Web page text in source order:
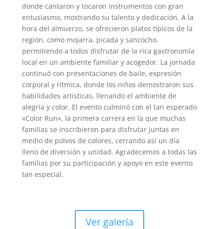
donde cantaron y tocaron instrumentos con gran
entusiasmo, mostrando su talento y dedicación. A la
hora del almuerzo, se ofrecieron platos típicos de la
región, como mojarra, picada y sancocho,
permitiendo a todos disfrutar de la rica gastronomía
local en un ambiente familiar y acogedor. La jornada
continuó con presentaciones de baile, expresión
corporal y rítmica, donde los niños demostraron sus
habilidades artísticas, llenando el ambiente de
alegría y color. El evento culminó con el tan esperado
«Color Run», la primera carrera en la que muchas
familias se inscribieron para disfrutar juntas en
medio de polvos de colores, cerrando así un día
lleno de diversión y unidad. Agradecemos a todas las
familias por su participación y apoyo en este evento
tan especial.
Ver galería